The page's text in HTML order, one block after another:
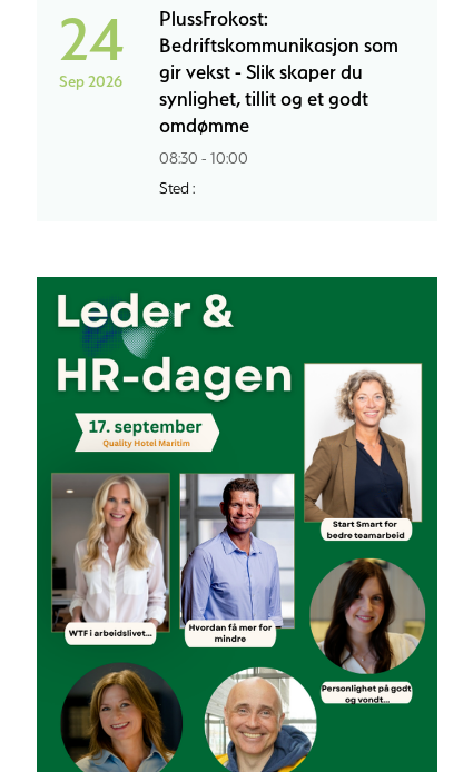
24
Sep 2026
PlussFrokost:
Bedriftskommunikasjon som
gir vekst - Slik skaper du
synlighet, tillit og et godt
omdømme
08:30 - 10:00
Sted :